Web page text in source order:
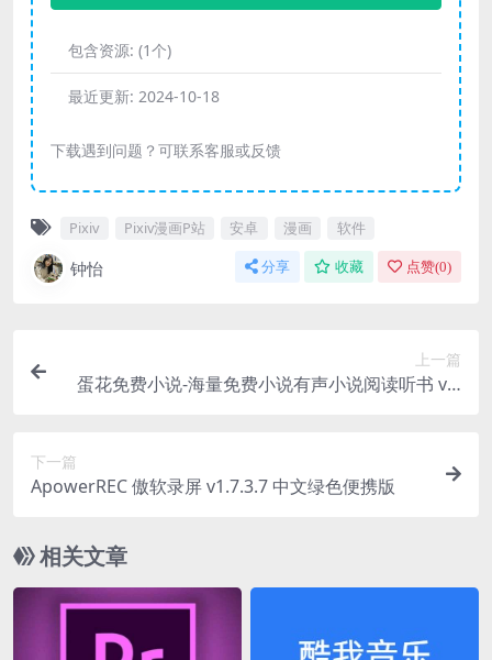
包含资源: (1个)
最近更新: 2024-10-18
下载遇到问题？可联系客服或反馈
Pixiv Pixiv漫画P站 安卓 漫画 软件
钟怡 分享 收藏 点赞(0)
上一篇
蛋花免费小说-海量免费小说有声小说阅读听书 v6.
下一篇
ApowerREC 傲软录屏 v1.7.3.7 中文绿色便携版
相关文章